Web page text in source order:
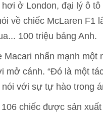
ở London, đại lý ô
về chiếc McLaren
100 triệu bảng Anh.
Macari nhấn mạnh
mở cánh. “Đó là một
với sự tự hào trong
chiếc được sản